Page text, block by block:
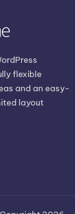
flexible
and an easy-
layout